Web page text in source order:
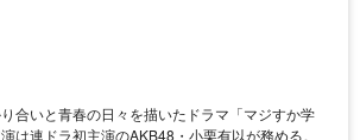
合いと青春の日々を描いたドラマ「マジすか学
は連ドラ初主演のAKB48・小栗有以が務める。